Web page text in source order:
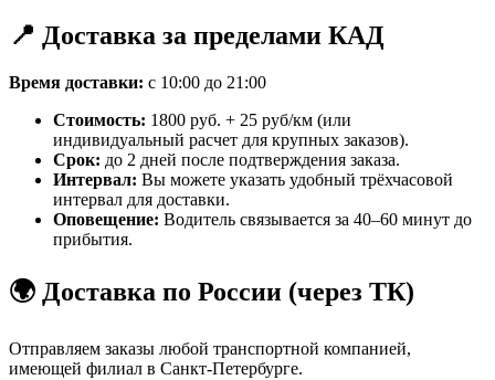
📍 Доставка за пределами КАД
Время доставки: с 10:00 до 21:00
Стоимость: 1800 руб. + 25 руб/км (или
индивидуальный расчет для крупных заказов).
Срок: до 2 дней после подтверждения заказа.
Интервал: Вы можете указать удобный трёхчасовой
интервал для доставки.
Оповещение: Водитель связывается за 40–60 минут до
прибытия.
🌍 Доставка по России (через ТК)
Отправляем заказы любой транспортной компанией,
имеющей филиал в Санкт-Петербурге.